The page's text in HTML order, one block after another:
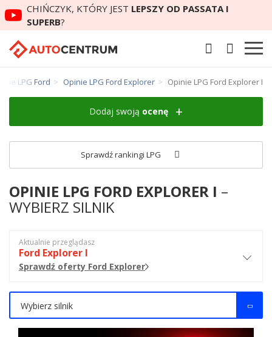
CHIŃCZYK, KTÓRY JEST LEPSZY OD PASSATA I
SUPERB?
LPG Ford Opinie LPG Ford Explorer Opinie LPG Ford Explorer I
Dodaj swoją ocenę
Sprawdź rankingi LPG
OPINIE LPG FORD EXPLORER I –
WYBIERZ SILNIK
Aktualnie przeglądasz
Ford Explorer I
Sprawdź oferty Ford Explorer
Wybierz silnik